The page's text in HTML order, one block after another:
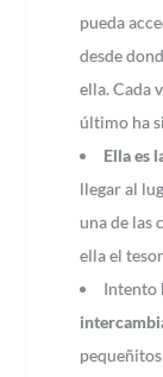
pueda
desde
ella. Cada
último ha
Ella es
llegar al
una de las
ella el
Intento